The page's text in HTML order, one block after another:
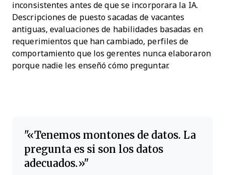
inconsistentes antes de que se incorporara la IA.
Descripciones de puesto sacadas de vacantes
antiguas, evaluaciones de habilidades basadas en
requerimientos que han cambiado, perfiles de
comportamiento que los gerentes nunca elaboraron
porque nadie les enseñó cómo preguntar.
«Tenemos montones de datos. La
pregunta es si son los datos
adecuados.»